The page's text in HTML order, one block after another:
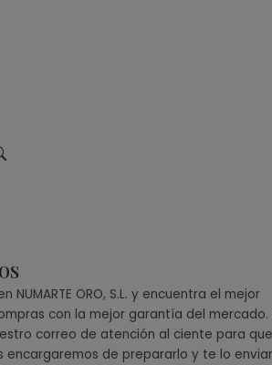
ORO, S.L. y encuentra el mejor
con la mejor garantía del mercado.
correo de atención al ciente para
encargaremos de prepararlo y te lo